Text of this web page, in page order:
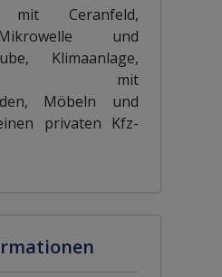
mit Ceranfeld,
und
Klimaanlage,
mit
Möbeln und
privaten Kfz-